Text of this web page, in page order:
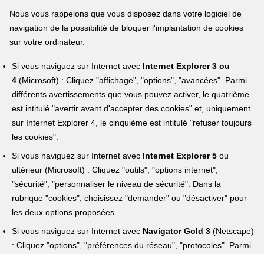
Nous vous rappelons que vous disposez dans votre logiciel de
navigation de la possibilité de bloquer l'implantation de cookies
sur votre ordinateur.
Si vous naviguez sur Internet avec Internet Explorer 3 ou
4 (Microsoft) : Cliquez "affichage", "options", "avancées". Parmi
différents avertissements que vous pouvez activer, le quatrième
est intitulé "avertir avant d'accepter des cookies" et, uniquement
sur Internet Explorer 4, le cinquième est intitulé "refuser toujours
les cookies".
Si vous naviguez sur Internet avec Internet Explorer 5 ou
ultérieur (Microsoft) : Cliquez "outils", "options internet",
"sécurité", "personnaliser le niveau de sécurité". Dans la
rubrique "cookies", choisissez "demander" ou "désactiver" pour
les deux options proposées.
Si vous naviguez sur Internet avec Navigator Gold 3 (Netscape)
: Cliquez "options", "préférences du réseau", "protocoles". Parmi